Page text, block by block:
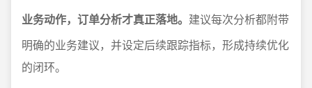
业务动作，订单分析才真正落地。 建议每次分析都附带
明确的业务建议，并设定后续跟踪指标，形成持续优化
的闭环。